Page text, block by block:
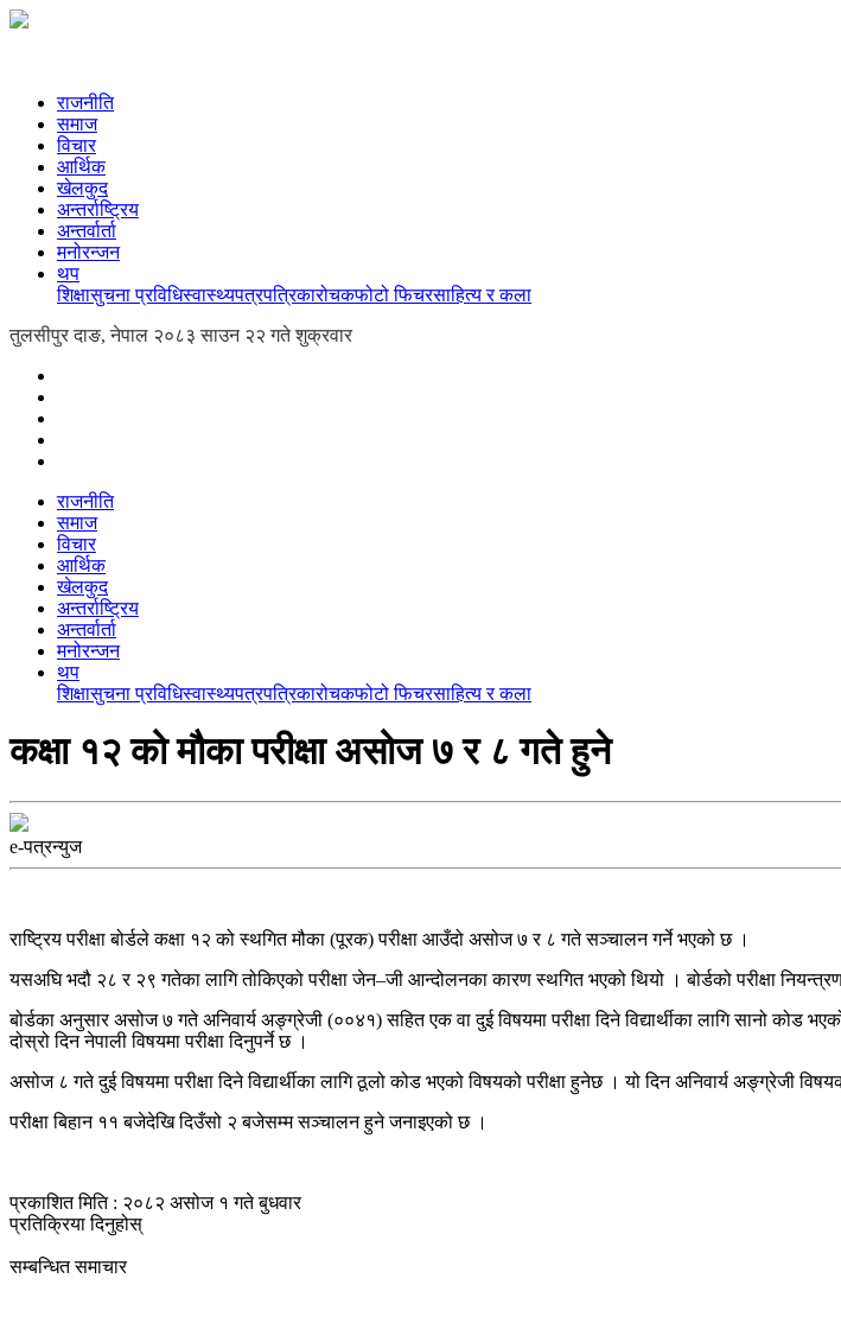
राजनीति
समाज
विचार
आर्थिक
खेलकुद
अन्तर्राष्ट्रिय
अन्तर्वार्ता
मनोरन्जन
थप
शिक्षासुचना प्रविधिस्वास्थ्यपत्रपत्रिकारोचकफोटो फिचरसाहित्य र कला
तुलसीपुर दाङ, नेपाल २०८३ साउन २२ गते शुक्रवार
राजनीति
समाज
विचार
आर्थिक
खेलकुद
अन्तर्राष्ट्रिय
अन्तर्वार्ता
मनोरन्जन
थप
शिक्षासुचना प्रविधिस्वास्थ्यपत्रपत्रिकारोचकफोटो फिचरसाहित्य र कला
कक्षा १२ को मौका परीक्षा असोज ७ र ८ गते हुने
e-पत्रन्युज
राष्ट्रिय परीक्षा बोर्डले कक्षा १२ को स्थगित मौका (पूरक) परीक्षा आउँदो असोज ७ र ८ गते सञ्चालन गर्ने भएको छ ।
यसअघि भदौ २८ र २९ गतेका लागि तोकिएको परीक्षा जेन–जी आन्दोलनका कारण स्थगित भएको थियो । बोर्डको परीक्षा
बोर्डका अनुसार असोज ७ गते अनिवार्य अङ्ग्रेजी (००४१) सहित एक वा दुई विषयमा परीक्षा दिने विद्यार्थीका लागि सानो कोड
दोस्रो दिन नेपाली विषयमा परीक्षा दिनुपर्ने छ ।
असोज ८ गते दुई विषयमा परीक्षा दिने विद्यार्थीका लागि ठूलो कोड भएको विषयको परीक्षा हुनेछ । यो दिन अनिवार्य अङ्ग्रेजी
परीक्षा बिहान ११ बजेदेखि दिउँसो २ बजेसम्म सञ्चालन हुने जनाइएको छ ।
प्रकाशित मिति : २०८२ असोज १ गते बुधवार
प्रतिक्रिया दिनुहोस्
सम्बन्धित समाचार